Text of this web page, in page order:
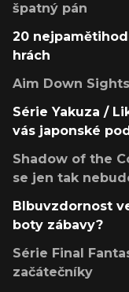
špatný pán
20
hrách
Aim Down
Série Yakuza /
vás japonské
Shadow of the
se jen tak
Blbuvzdornost
boty zábavy?
Série Final
začátečníky